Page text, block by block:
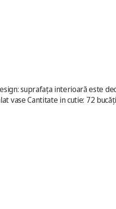
suprafața interioară este
vase Cantitate in cutie: 72 bucăți